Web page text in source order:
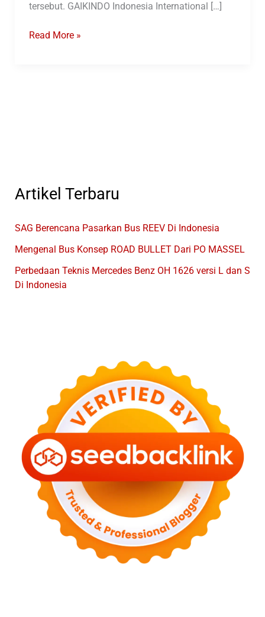
tersebut. GAIKINDO Indonesia International […]
Daftar
Read More »
Artikel Terbaru
SAG Berencana Pasarkan Bus REEV Di Indonesia
Mengenal Bus Konsep ROAD BULLET Dari PO MASSEL
Perbedaan Teknis Mercedes Benz OH 1626 versi L dan S
Di Indonesia